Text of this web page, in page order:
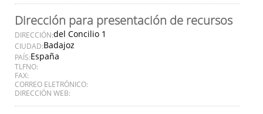
Dirección para presentación de recursos
DIRECCIÓN:del Concilio 1
CIUDAD:Badajoz
PAÍS:España
TLFNO:
FAX:
CORREO ELETRÓNICO:
DIRECCIÓN WEB: